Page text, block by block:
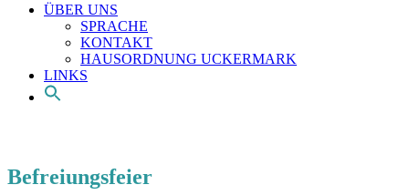
ÜBER UNS
SPRACHE
KONTAKT
HAUSORDNUNG UCKERMARK
LINKS
Befreiungsfeier